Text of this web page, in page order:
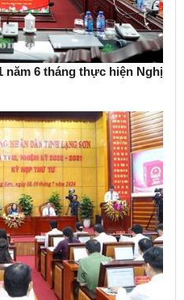
năm 6 tháng thực hiện Nghị